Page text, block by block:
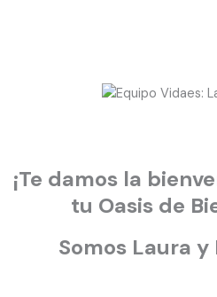
¡Te damos la
tu Oasis de
Somos Laura y